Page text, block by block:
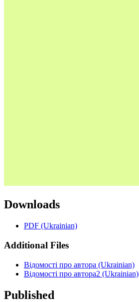
Downloads
PDF (Ukrainian)
Additional Files
Відомості про автора (Ukrainian)
Відомості про автора2 (Ukrainian)
Published